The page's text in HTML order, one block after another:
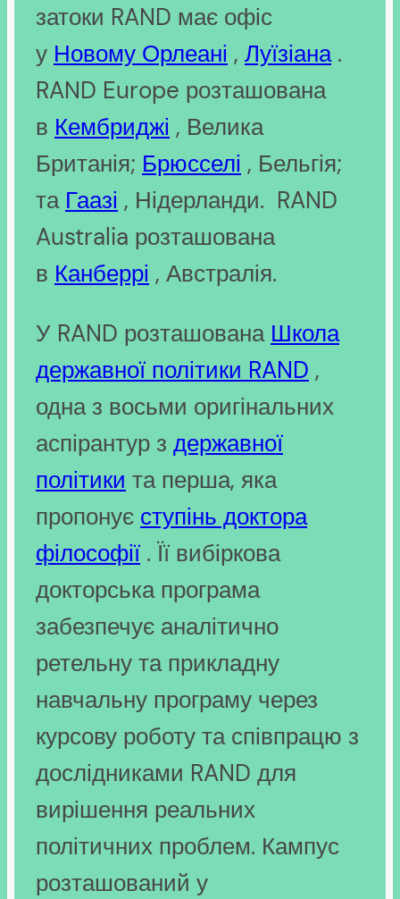
затоки RAND має офіс
у Новому Орлеані , Луїзіана.
RAND Europe розташована
в Кембриджі , Велика
Британія; Брюсселі , Бельгія;
та Гаазі , Нідерланди. RAND
Australia розташована
в Канберрі , Австралія.
У RAND розташована Школа
державної політики RAND ,
одна з восьми оригінальних
аспірантур з державної
політики та перша, яка
пропонує ступінь доктора
філософії . Її вибіркова
докторська програма
забезпечує аналітично
ретельну та прикладну
навчальну програму через
курсову роботу та співпрацю з
дослідниками RAND для
вирішення реальних
політичних проблем. Кампус
розташований у